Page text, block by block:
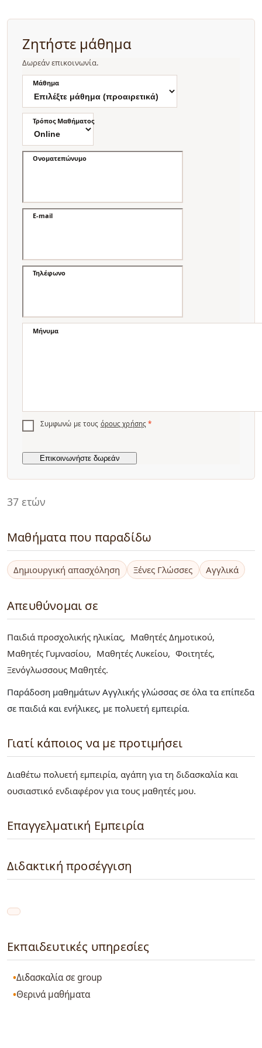
37 ετών
Μαθήματα που παραδίδω
Δημιουργική απασχόληση Ξένες Γλώσσες Αγγλικά
Απευθύνομαι σε
Παιδιά προσχολικής ηλικίας
Μαθητές Δημοτικού
Μαθητές Γυμνασίου
Μαθητές Λυκείου
Φοιτητές
Ξενόγλωσσους Μαθητές
Παράδοση μαθημάτων Αγγλικής γλώσσας σε όλα τα επίπεδα
σε παιδιά και ενήλικες, με πολυετή εμπειρία.
Γιατί κάποιος να με προτιμήσει
Διαθέτω πολυετή εμπειρία, αγάπη για τη διδασκαλία και
ουσιαστικό ενδιαφέρον για τους μαθητές μου.
Επαγγελματική Εμπειρία
Διδακτική προσέγγιση
Εκπαιδευτικές υπηρεσίες
Διδασκαλία σε group
Θερινά μαθήματα
Ζητήστε μάθημα
Δωρεάν επικοινωνία.
Μάθημα
Τρόπος Μαθήματος
Ονοματεπώνυμο
E-mail
Τηλέφωνο
Μήνυμα
Συμφωνώ με τους όρους χρήσης *